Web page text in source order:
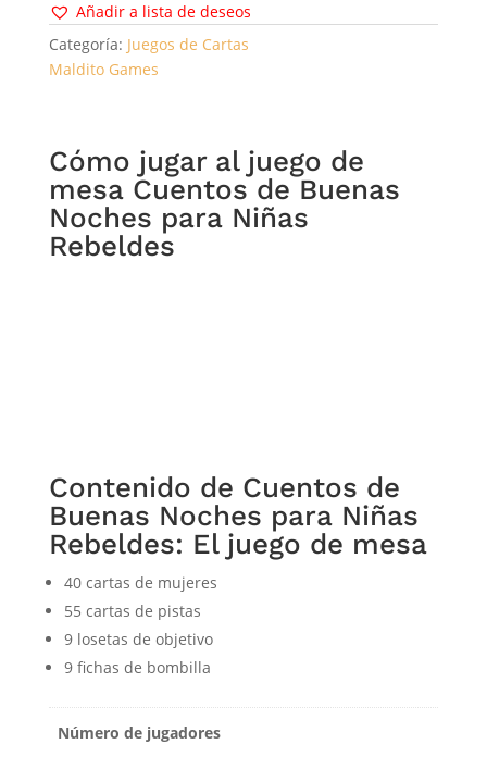
Añadir a lista de deseos
Categoría: Juegos de Cartas
Maldito Games
Cómo jugar al juego de
mesa Cuentos de Buenas
Noches para Niñas
Rebeldes
Contenido de Cuentos de
Buenas Noches para Niñas
Rebeldes: El juego de mesa
40 cartas de mujeres
55 cartas de pistas
9 losetas de objetivo
9 fichas de bombilla
Número de jugadores